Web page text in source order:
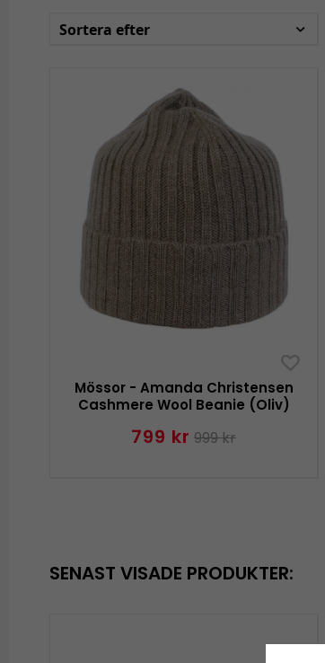
Sortera efter
Mössor - Amanda Christensen
Cashmere Wool Beanie (Oliv)
799 kr 999 kr
SENAST VISADE PRODUKTER: